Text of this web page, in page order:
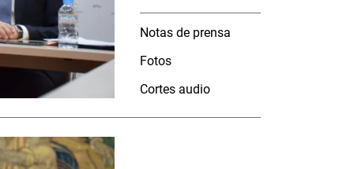
Notas de prensa
Fotos
Cortes audio